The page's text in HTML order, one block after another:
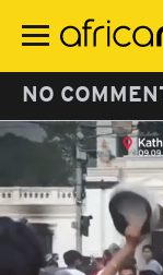
contenu
NO